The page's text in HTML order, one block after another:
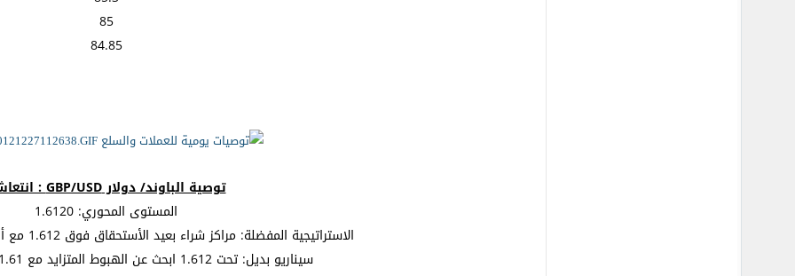
85
84.85
توصية الباوند/ دولار GBP/USD : انتعاش.
المستوى المحوري: 1.6120
الاستراتيجية المفضلة: مراكز شراء بعيد الأستحقاق فوق 1.612 مع أهداف عند 1.621 و 1.624.
سيناريو بديل: تحت 1.612 ابحث عن الهبوط المتزايد مع 1.61 و 1.608 كأهداف.